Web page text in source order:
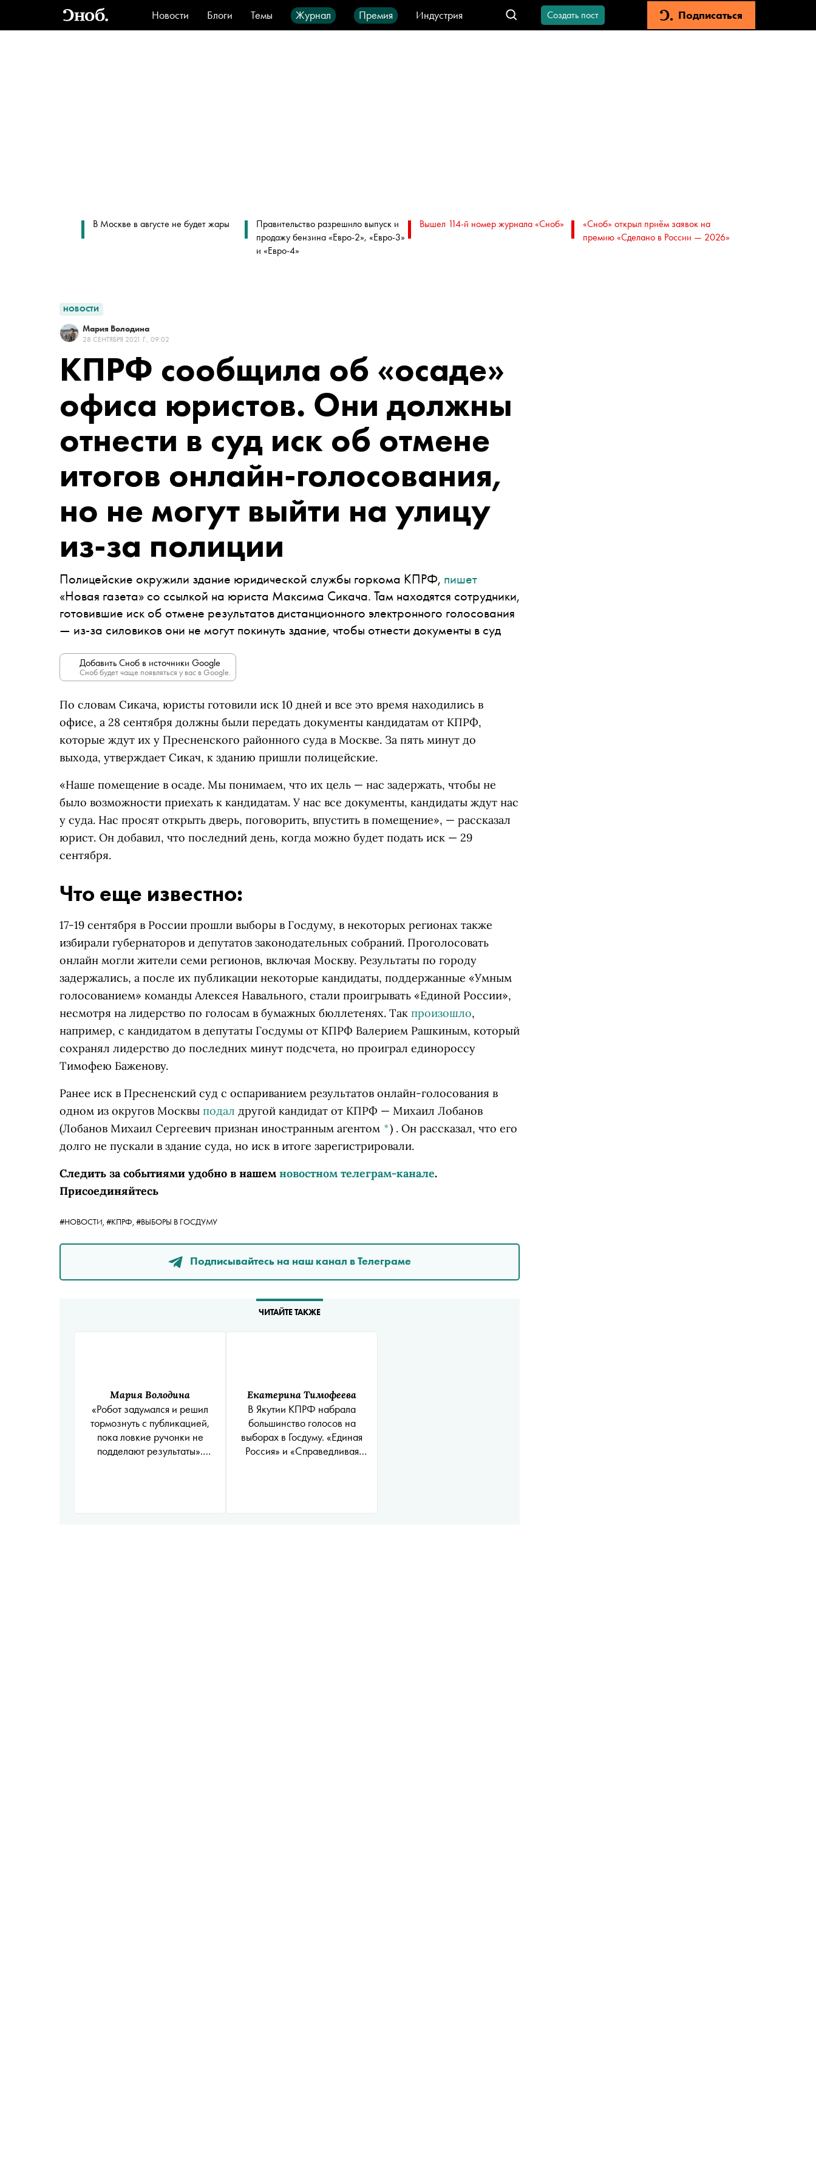
Новости Блоги Темы Журнал Премия
Индустрия
Стиль
Видео Город IT-продукты
Создать пост Подписаться
В Москве в августе не будет жары
Правительство разрешило выпуск и
продажу бензина «Евро-2», «Евро-3»
и «Евро-4»
Вышел 114-й номер журнала «Сноб»
«Сноб» открыл приём заявок на
премию «Сделано в России — 2026»
НОВОСТИ
Мария Володина
28 СЕНТЯБРЯ 2021 Г., 09:02
КПРФ сообщила об «осаде»
офиса юристов. Они должны
отнести в суд иск об отмене
итогов онлайн-голосования,
но не могут выйти на улицу
из-за полиции
Полицейские окружили здание юридической службы горкома КПРФ, пишет
«Новая газета» со ссылкой на юриста Максима Сикача. Там находятся сотрудники,
готовившие иск об отмене результатов дистанционного электронного голосования
— из-за силовиков они не могут покинуть здание, чтобы отнести документы в суд
Добавить Сноб в источники Google
Сноб будет чаще появляться у вас в Google.
По словам Сикача, юристы готовили иск 10 дней и все это время находились в
офисе, а 28 сентября должны были передать документы кандидатам от КПРФ,
которые ждут их у Пресненского районного суда в Москве. За пять минут до
выхода, утверждает Сикач, к зданию пришли полицейские.
«Наше помещение в осаде. Мы понимаем, что их цель — нас задержать, чтобы не
было возможности приехать к кандидатам. У нас все документы, кандидаты ждут нас
у суда. Нас просят открыть дверь, поговорить, впустить в помещение», — рассказал
юрист. Он добавил, что последний день, когда можно будет подать иск — 29
сентября.
Что еще известно:
17-19 сентября в России прошли выборы в Госдуму, в некоторых регионах также
избирали губернаторов и депутатов законодательных собраний. Проголосовать
онлайн могли жители семи регионов, включая Москву. Результаты по городу
задержались, а после их публикации некоторые кандидаты, поддержанные «Умным
голосованием» команды Алексея Навального, стали проигрывать «Единой России»,
несмотря на лидерство по голосам в бумажных бюллетенях. Так произошло,
например, с кандидатом в депутаты Госдумы от КПРФ Валерием Рашкиным, который
сохранял лидерство до последних минут подсчета, но проиграл единороссу
Тимофею Баженову.
Ранее иск в Пресненский суд с оспариванием результатов онлайн-голосования в
одном из округов Москвы подал другой кандидат от КПРФ — Михаил Лобанов
(Лобанов Михаил Сергеевич признан иностранным агентом *) . Он рассказал, что его
долго не пускали в здание суда, но иск в итоге зарегистрировали.
Следить за событиями удобно в нашем новостном телеграм-канале.
Присоединяйтесь
#НОВОСТИ, #КПРФ, #ВЫБОРЫ В ГОСДУМУ
Подписывайтесь на наш канал в Телеграме
ЧИТАЙТЕ ТАКЖЕ
Мария Володина
«Робот задумался и решил
тормознуть с публикацией,
пока ловкие ручонки не
подделают результаты».
Екатерина Тимофеева
В Якутии КПРФ набрала
большинство голосов на
выборах в Госдуму. «Единая
Россия» и «Справедливая